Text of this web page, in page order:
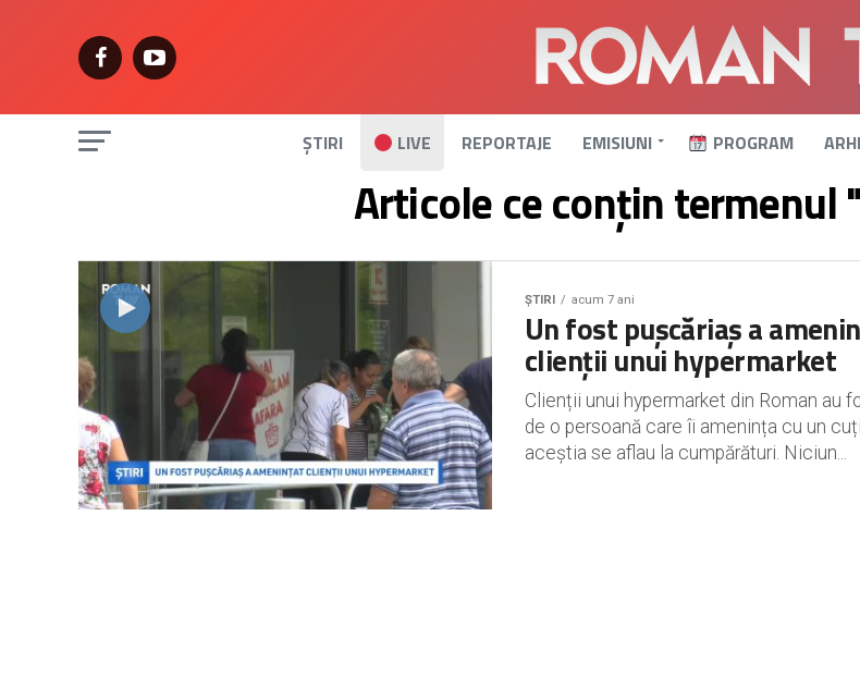
ȘTIRI LIVE REPORTAJE EMISIUNI PROGRAM
Articole ce conțin termenul
ȘTIRI acum 7 ani
Un fost pușcăriaș a
clienții unui hypermarket
Clienții unui hypermarket din Roman au
de o persoană care îi amenința cu un
aceștia se aflau la cumpărături. Niciun...